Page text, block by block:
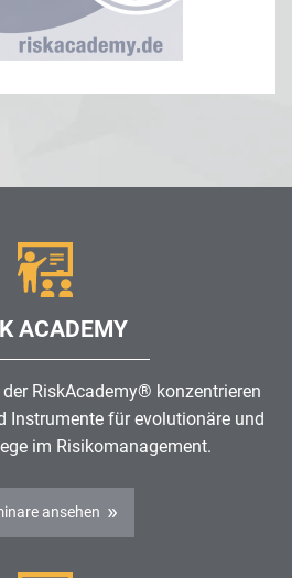
ACADEMY
RiskAcademy® konzentrieren
Instrumente für evolutionäre und
im Risikomanagement.
ansehen